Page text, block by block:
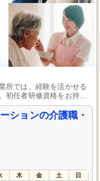
所では、経験を活かせる
初任者研修資格をお持ち
仕事です。直行直帰可能
も大切にしながら、自分
ションの介護職・
木 金 土 日